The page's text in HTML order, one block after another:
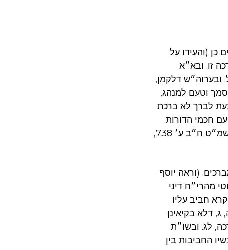
כן (והעידו על
זו. ובא״א
ובערוה״ש דלקמן,
וטעם למנהג,
כעת לברך לא ברכת
חכמי הדורות.
ובשו״ת בית ישראל דלקמן, שמנהג העולם שמקילים בזה. וראה ספר השיחות תשמ״ט ח״ב ע׳ 738,
(וראה יוסף
מהרי״ח דיני
חביב עליו
דלא בקיאינן
לג. ובשו״ת
החביבות בין